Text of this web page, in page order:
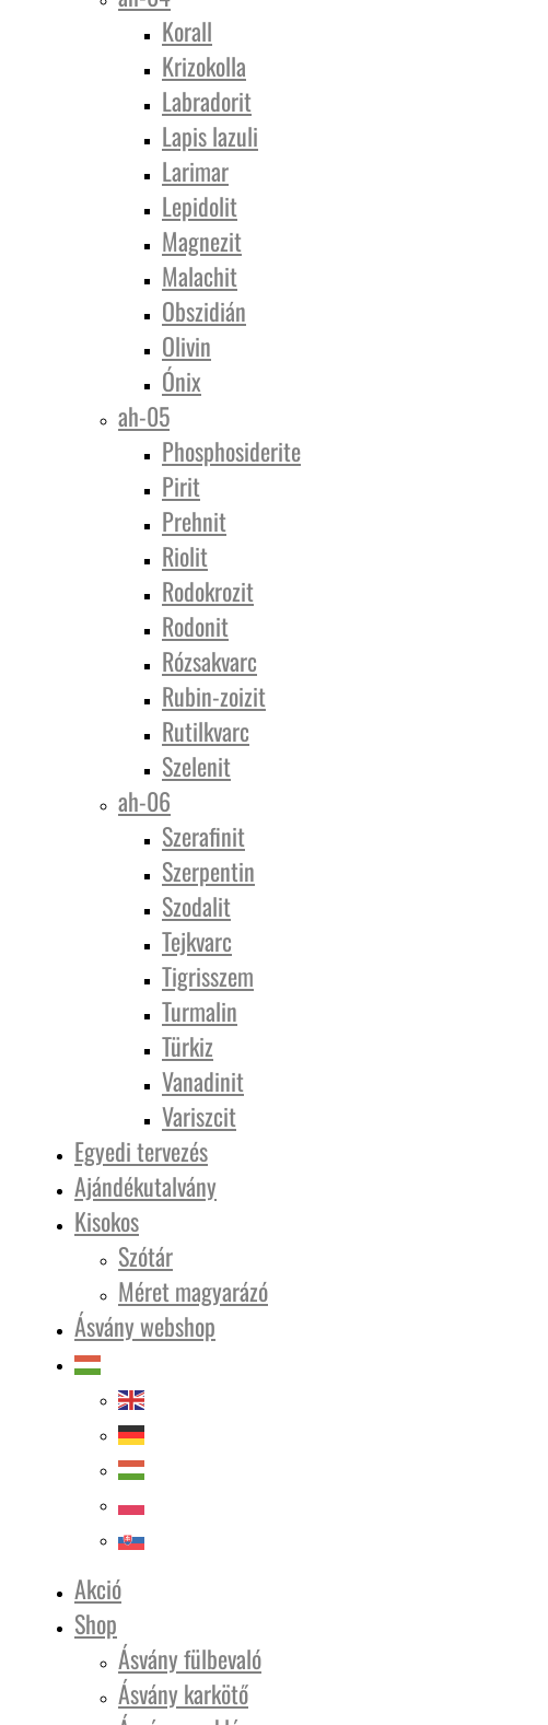
Korall
Krizokolla
Labradorit
Lapis lazuli
Larimar
Lepidolit
Magnezit
Malachit
Obszidián
Olivin
Ónix
ah-05
Phosphosiderite
Pirit
Prehnit
Riolit
Rodokrozit
Rodonit
Rózsakvarc
Rubin-zoizit
Rutilkvarc
Szelenit
ah-06
Szerafinit
Szerpentin
Szodalit
Tejkvarc
Tigrisszem
Turmalin
Türkiz
Vanadinit
Variszcit
Egyedi tervezés
Ajándékutalvány
Kisokos
Szótár
Méret magyarázó
Ásvány webshop
Akció
Shop
Ásvány fülbevaló
Ásvány karkötő